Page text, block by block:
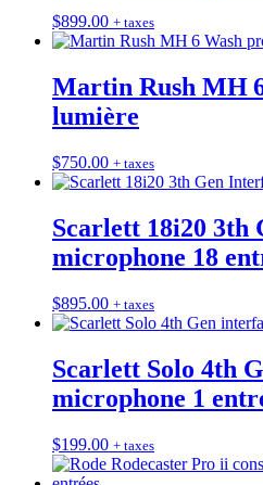
$899.00 + taxes
Martin Rush MH
lumière
$750.00 + taxes
Scarlett 18i20 3th
microphone 18
$895.00 + taxes
Scarlett Solo 4th
microphone 1
$199.00 + taxes